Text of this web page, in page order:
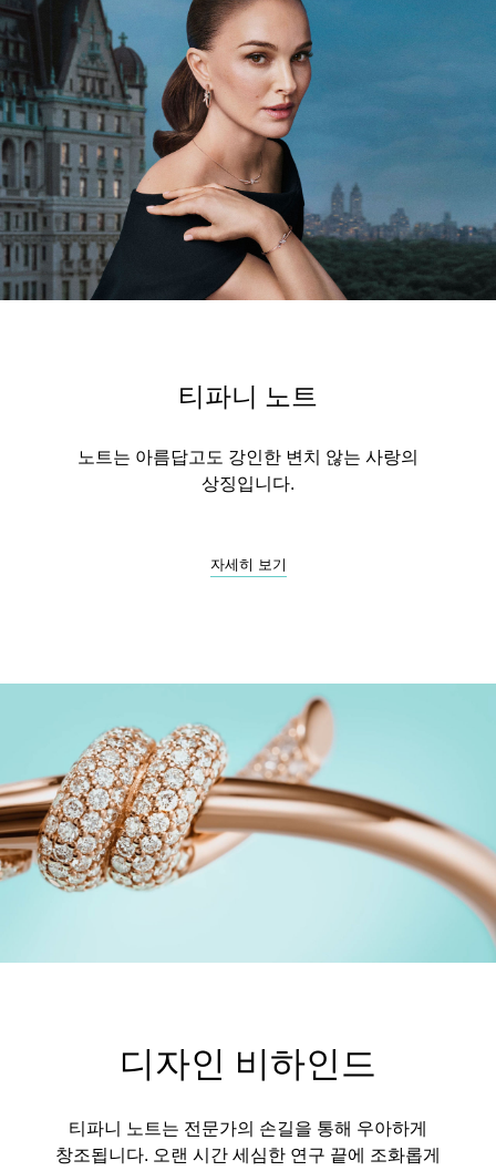
티파니 노트
노트는 아름답고도 강인한 변치 않는 사랑의
상징입니다.
자세히 보기
디자인 비하인드
티파니 노트는 전문가의 손길을 통해 우아하게
창조됩니다. 오랜 시간 세심한 연구 끝에 조화롭게